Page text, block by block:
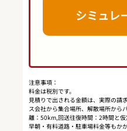
シミュレ
注意事項：
料金は税別です。
見積りで出される金額は、実際の請
ス会社から集合場所、解散場所から
離：50km,回送往復時間：2時間と
早朝・有料道路・駐車場料金等もか